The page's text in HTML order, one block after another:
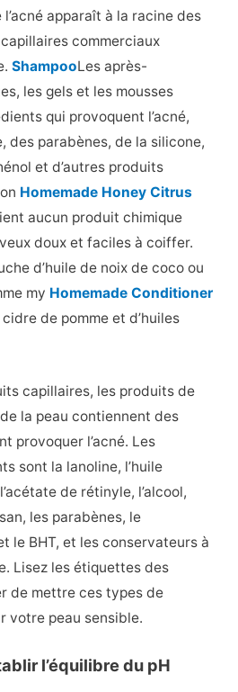
apparaît à la racine des
commerciaux
ShampooLes après-
les gels et les mousses
qui provoquent l’acné,
des parabènes, de la silicone,
et d’autres produits
Homemade Honey Citrus
aucun produit chimique
doux et faciles à coiffer.
d’huile de noix de coco ou
my Homemade Conditioner
de pomme et d’huiles
capillaires, les produits de
la peau contiennent des
provoquer l’acné. Les
sont la lanoline, l’huile
de rétinyle, l’alcool,
les parabènes, le
le BHT, et les conservateurs à
Lisez les étiquettes des
de mettre ces types de
votre peau sensible.
l’équilibre du pH